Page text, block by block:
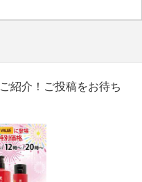
樹液、ペンチレング
ン、ナイアシンアミ
メントサエキス、
鉛、チャ葉エキス、
リチン酸２Ｋ、カプ
リゴサッカリド、
ミン酸リシンＮａ、
シルデカン酸アス
リル酸アルキル（Ｃ
紹介！ご投稿をお待ち